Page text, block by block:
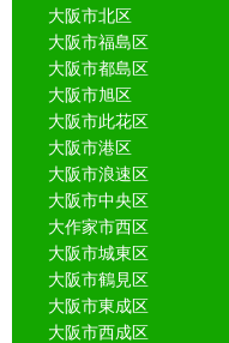
大阪市北区
大阪市福島区
大阪市都島区
大阪市旭区
大阪市此花区
大阪市港区
大阪市浪速区
大阪市中央区
大作家市西区
大阪市城東区
大阪市鶴見区
大阪市東成区
大阪市西成区